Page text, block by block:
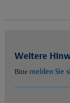
Weitere
Bitte melden Sie